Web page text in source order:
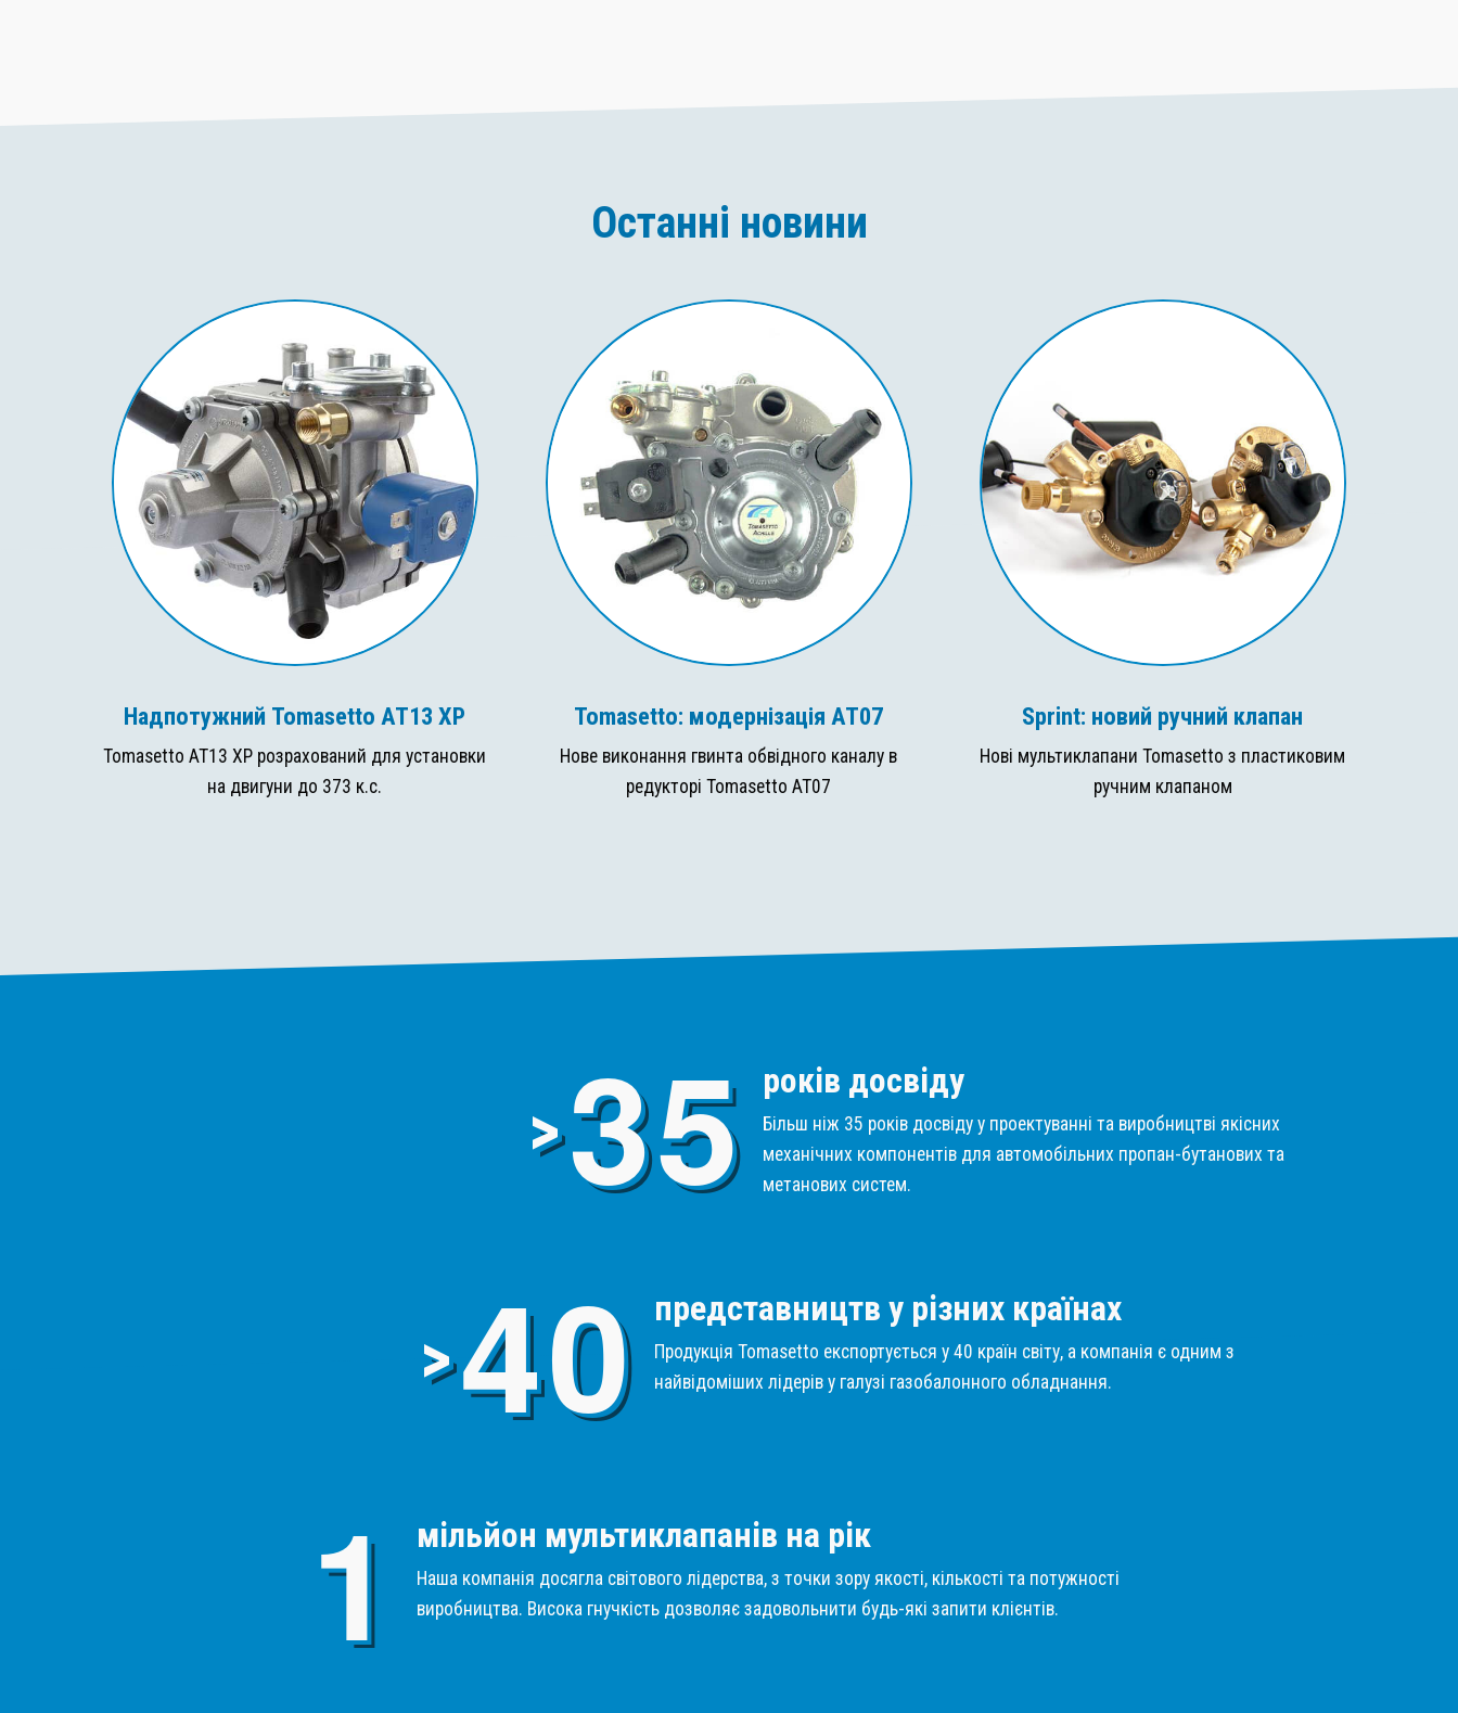
Останні новини
Надпотужний Tomasetto AT13 XP
Tomasetto AT13 XP розрахований для установки
на двигуни до 373 к.с.
Tomasetto: модернізація AT07
Нове виконання гвинта обвідного каналу в
редукторі Tomasetto AT07
Sprint: новий ручний клапан
Нові мультиклапани Tomasetto з пластиковим
ручним клапаном
>3
5
років досвіду
Більш ніж 35 років досвіду у проектуванні та виробництві якісних
механічних компонентів для автомобільних пропан-бутанових та
метанових систем.
>4
0
представництв у різних країнах
Продукція Tomasetto експортується у 40 країн світу, а компанія є одним з
найвідоміших лідерів у галузі газобалонного обладнання.
1
мільйон мультиклапанів на рік
Наша компанія досягла світового лідерства, з точки зору якості, кількості та потужності
виробництва. Висока гнучкість дозволяє задовольнити будь-які запити клієнтів.